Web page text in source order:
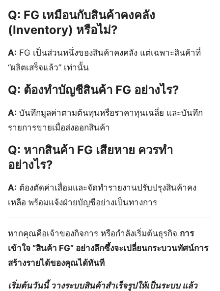
Q: FG เหมือนกับสินค้าคงคลัง
(Inventory) หรือไม่?
A: FG เป็นส่วนหนึ่งของสินค้าคงคลัง แต่เฉพาะสินค้าที่
“ผลิตเสร็จแล้ว” เท่านั้น
Q: ต้องทำบัญชีสินค้า FG อย่างไร?
A: บันทึกมูลค่าตามต้นทุนหรือราคาทุนเฉลี่ย และบันทึก
รายการขายเมื่อส่งออกสินค้า
Q: หากสินค้า FG เสียหาย ควรทำ
อย่างไร?
A: ต้องตัดค่าเสื่อมและจัดทำรายงานปรับปรุงสินค้าคง
เหลือ พร้อมแจ้งฝ่ายบัญชีอย่างเป็นทางการ
หากคุณคือเจ้าของกิจการ หรือกำลังเริ่มต้นธุรกิจ การ
เข้าใจ “สินค้า FG” อย่างลึกซึ้งจะเปลี่ยนกระบวนทัศน์การ
สร้างรายได้ของคุณได้ทันที
เริ่มต้นวันนี้ วางระบบสินค้าสำเร็จรูปให้เป็นระบบ แล้ว